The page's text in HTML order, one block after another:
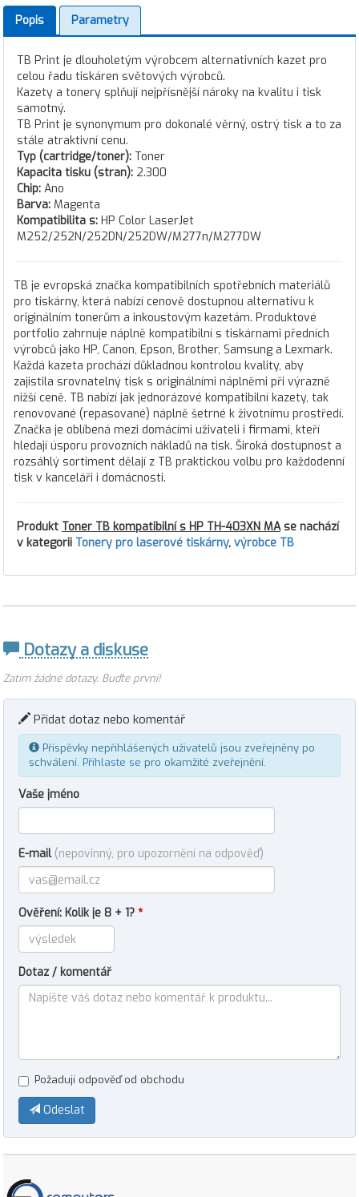
Popis Parametry
TB Print je dlouholetým výrobcem alternativních kazet pro
celou řadu tiskáren světových výrobců.
Kazety a tonery splňují nejpřísnější nároky na kvalitu i tisk
samotný.
TB Print je synonymum pro dokonalé věrný, ostrý tisk a to za
stále atraktivní cenu.
Typ (cartridge/toner): Toner
Kapacita tisku (stran): 2.300
Chip: Ano
Barva: Magenta
Kompatibilita s: HP Color LaserJet
M252/252N/252DN/252DW/M277n/M277DW
TB je evropská značka kompatibilních spotřebních materiálů
pro tiskárny, která nabízí cenově dostupnou alternativu k
originálním tonerům a inkoustovým kazetám. Produktové
portfolio zahrnuje náplně kompatibilní s tiskárnami předních
výrobců jako HP, Canon, Epson, Brother, Samsung a Lexmark.
Každá kazeta prochází důkladnou kontrolou kvality, aby
zajistila srovnatelný tisk s originálními náplněmi při výrazně
nižší ceně. TB nabízí jak jednorázové kompatibilní kazety, tak
renovované (repasované) náplně šetrné k životnímu prostředí.
Značka je oblíbená mezi domácími uživateli i firmami, kteří
hledají úsporu provozních nákladů na tisk. Široká dostupnost a
rozsáhlý sortiment dělají z TB praktickou volbu pro každodenní
tisk v kanceláři i domácnosti.
Produkt Toner TB kompatibilní s HP TH-403XN MAse nachází
v kategorii Tonery pro laserové tiskárny, výrobce TB
Dotazy a diskuse
Zatím žádné dotazy. Buďte první!
Přidat dotaz nebo komentář
Příspěvky nepřihlášených uživatelů jsou zveřejněny po
schválení. Přihlaste se pro okamžité zveřejnění.
Vaše jméno
E-mail (nepovinný, pro upozornění na odpověď)
Ověření: Kolik je 8 + 1? *
Dotaz / komentář
Požaduji odpověď od obchodu
Odeslat